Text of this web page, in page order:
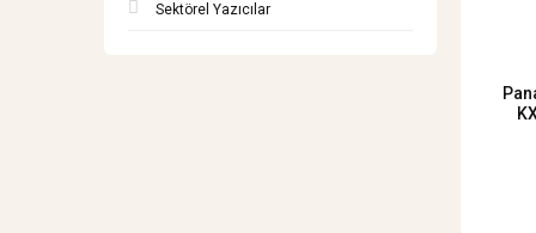
Sektörel Yazıcılar